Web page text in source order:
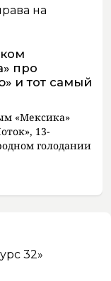
про
и тот самый
«Мексика»
13-
голодании
32»